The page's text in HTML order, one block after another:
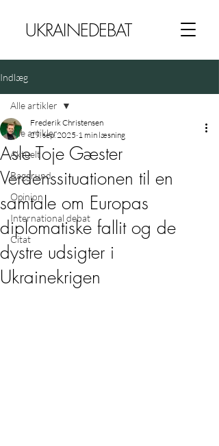
UKRAINEDEBAT
Indlæg
Alle artikler
Aktuelt
Baggrund
Opinion
International debat
Citat
Alle artikler
Asle Toje Gæster
Verdenssituationen til en
samtale om Europas
diplomatiske fallit og de
dystre udsigter i
Ukrainekrigen
Frederik Christensen
29. sep. 2025 1 min læsning